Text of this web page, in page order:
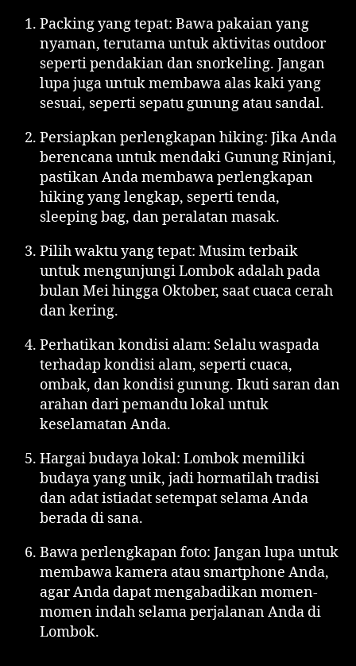
Packing yang tepat: Bawa pakaian yang
nyaman, terutama untuk aktivitas outdoor
seperti pendakian dan snorkeling. Jangan
lupa juga untuk membawa alas kaki yang
sesuai, seperti sepatu gunung atau sandal.
Persiapkan perlengkapan hiking: Jika Anda
berencana untuk mendaki Gunung Rinjani,
pastikan Anda membawa perlengkapan
hiking yang lengkap, seperti tenda,
sleeping bag, dan peralatan masak.
Pilih waktu yang tepat: Musim terbaik
untuk mengunjungi Lombok adalah pada
bulan Mei hingga Oktober, saat cuaca cerah
dan kering.
Perhatikan kondisi alam: Selalu waspada
terhadap kondisi alam, seperti cuaca,
ombak, dan kondisi gunung. Ikuti saran dan
arahan dari pemandu lokal untuk
keselamatan Anda.
Hargai budaya lokal: Lombok memiliki
budaya yang unik, jadi hormatilah tradisi
dan adat istiadat setempat selama Anda
berada di sana.
Bawa perlengkapan foto: Jangan lupa untuk
membawa kamera atau smartphone Anda,
agar Anda dapat mengabadikan momen-
momen indah selama perjalanan Anda di
Lombok.